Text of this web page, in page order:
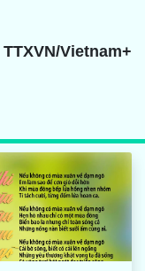
TTXVN/Vietnam+